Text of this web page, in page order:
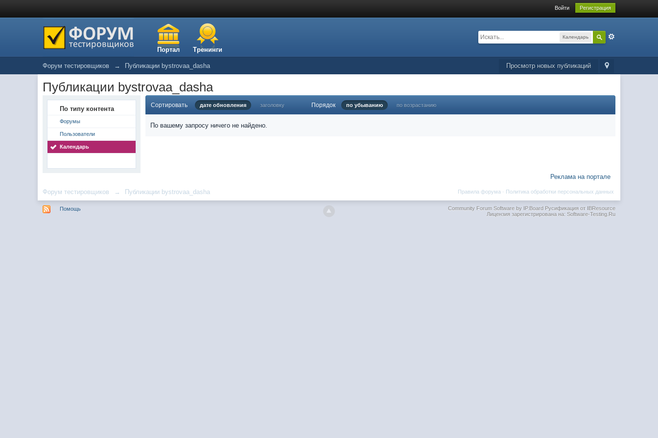
Войти Регистрация
Портал Тренинги
Календарь
Просмотр новых публикаций
Форум тестировщиков → Публикации bystrovaa_dasha
Публикации bystrovaa_dasha
По типу контента
Форумы
Пользователи
Календарь
Сортировать дате обновления заголовку Порядок по убыванию по возрастанию
По вашему запросу ничего не найдено.
Реклама на портале
Форум тестировщиков → Публикации bystrovaa_dasha Политика обработки персональных данных
Правила форума ·
Помощь Community Forum Software by IP.BoardРусификация от IBResource
Лицензия зарегистрирована на: Software-Testing.Ru